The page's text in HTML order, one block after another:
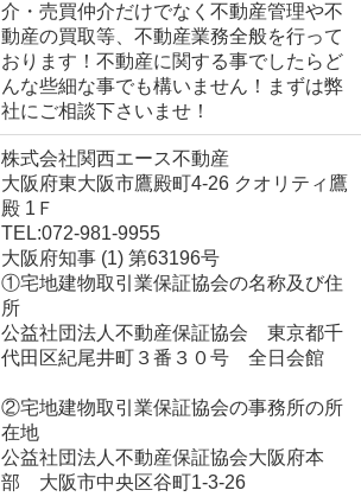
介・売買仲介だけでなく不動産管理や不
動産の買取等、不動産業務全般を行って
おります！不動産に関する事でしたらど
んな些細な事でも構いません！まずは弊
社にご相談下さいませ！
株式会社関西エース不動産
大阪府東大阪市鷹殿町4-26 クオリティ鷹
殿 1Ｆ
TEL:072-981-9955
大阪府知事 (1) 第63196号
①宅地建物取引業保証協会の名称及び住
所
公益社団法人不動産保証協会 東京都千
代田区紀尾井町３番３０号 全日会館
②宅地建物取引業保証協会の事務所の所
在地
公益社団法人不動産保証協会大阪府本
部 大阪市中央区谷町1-3-26